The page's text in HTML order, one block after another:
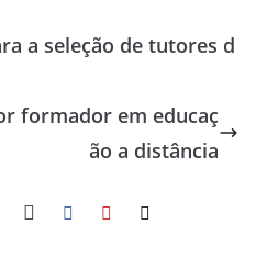
re
a
s
ar
e
a seleção de tutores d
formador em educaç
ão a distância